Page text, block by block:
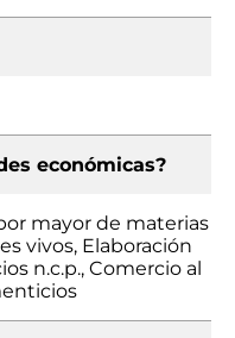
económicas?
mayor de materias
vivos, Elaboración
n.c.p., Comercio al